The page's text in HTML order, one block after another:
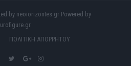
by neoiorizontes.gr Powered by
ΠΟΛΙΤΙΚΗ ΑΠΟΡΡΗΤΟΥ